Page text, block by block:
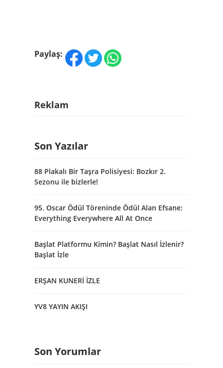
Paylaş:
Reklam
Son Yazılar
88 Plakalı Bir Taşra Polisiyesi: Bozkır 2.
Sezonu ile bizlerle!
95. Oscar Ödül Töreninde Ödül Alan Efsane:
Everything Everywhere All At Once
Başlat Platformu Kimin? Başlat Nasıl İzlenir?
Başlat İzle
ERŞAN KUNERİ İZLE
YV8 YAYIN AKIŞI
Son Yorumlar